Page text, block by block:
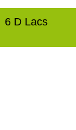
6 D Lacs